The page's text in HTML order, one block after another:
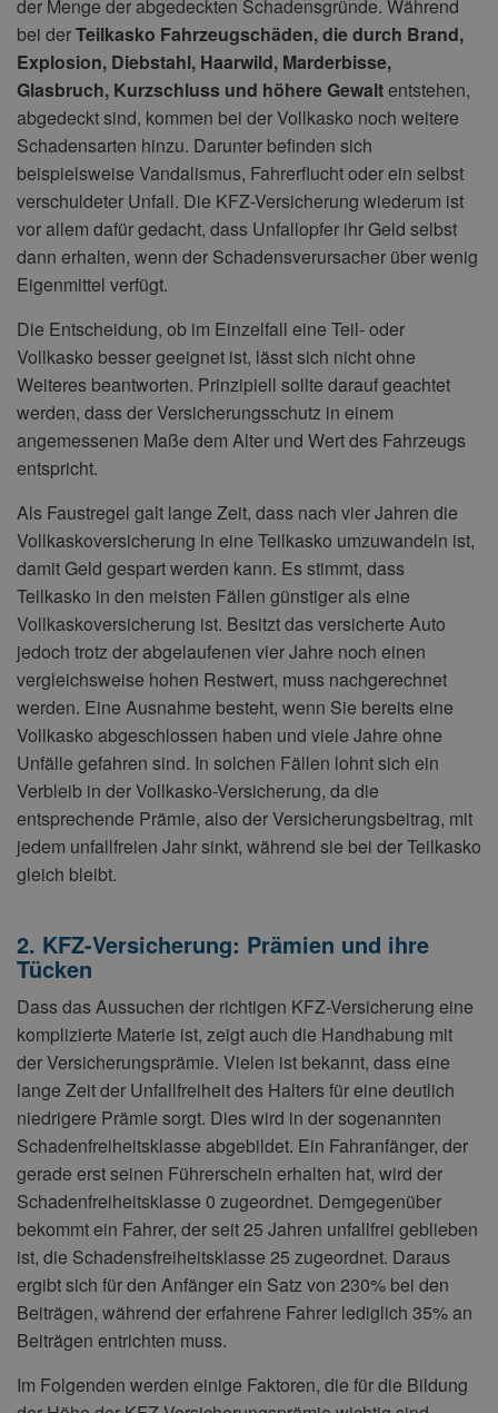
der Menge der abgedeckten Schadensgründe. Während
bei derTeilkasko Fahrzeugschäden, die durch Brand,
Explosion, Diebstahl, Haarwild, Marderbisse,
Glasbruch, Kurzschluss und höhere Gewaltentstehen,
abgedeckt sind, kommen bei der Vollkasko noch weitere
Schadensarten hinzu. Darunter befinden sich
beispielsweise Vandalismus, Fahrerflucht oder ein selbst
verschuldeter Unfall. Die KFZ-Versicherung wiederum ist
vor allem dafür gedacht, dass Unfallopfer ihr Geld selbst
dann erhalten, wenn der Schadensverursacher über wenig
Eigenmittel verfügt.
Die Entscheidung, ob im Einzelfall eine Teil- oder
Vollkasko besser geeignet ist, lässt sich nicht ohne
Weiteres beantworten. Prinzipiell sollte darauf geachtet
werden, dass der Versicherungsschutz in einem
angemessenen Maße dem Alter und Wert des Fahrzeugs
entspricht.
Als Faustregel galt lange Zeit, dass nach vier Jahren die
Vollkaskoversicherung in eine Teilkasko umzuwandeln ist,
damit Geld gespart werden kann. Es stimmt, dass
Teilkasko in den meisten Fällen günstiger als eine
Vollkaskoversicherung ist. Besitzt das versicherte Auto
jedoch trotz der abgelaufenen vier Jahre noch einen
vergleichsweise hohen Restwert, muss nachgerechnet
werden. Eine Ausnahme besteht, wenn Sie bereits eine
Vollkasko abgeschlossen haben und viele Jahre ohne
Unfälle gefahren sind. In solchen Fällen lohnt sich ein
Verbleib in der Vollkasko-Versicherung, da die
entsprechende Prämie, also der Versicherungsbeitrag, mit
jedem unfallfreien Jahr sinkt, während sie bei der Teilkasko
gleich bleibt.
2. KFZ-Versicherung: Prämien und ihre
Tücken
Dass das Aussuchen der richtigen KFZ-Versicherung eine
komplizierte Materie ist, zeigt auch die Handhabung mit
der Versicherungsprämie. Vielen ist bekannt, dass eine
lange Zeit der Unfallfreiheit des Halters für eine deutlich
niedrigere Prämie sorgt. Dies wird in der sogenannten
Schadenfreiheitsklasse abgebildet. Ein Fahranfänger, der
gerade erst seinen Führerschein erhalten hat, wird der
Schadenfreiheitsklasse 0 zugeordnet. Demgegenüber
bekommt ein Fahrer, der seit 25 Jahren unfallfrei geblieben
ist, die Schadensfreiheitsklasse 25 zugeordnet. Daraus
ergibt sich für den Anfänger ein Satz von 230% bei den
Beiträgen, während der erfahrene Fahrer lediglich 35% an
Beiträgen entrichten muss.
Im Folgenden werden einige Faktoren, die für die Bildung